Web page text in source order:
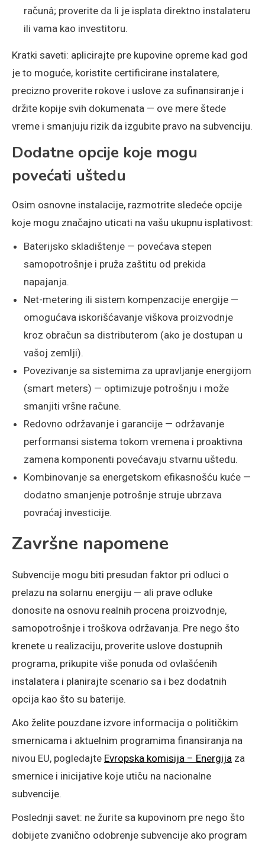
računâ; proverite da li je isplata direktno instalateru
ili vama kao investitoru.
Kratki saveti: aplicirajte pre kupovine opreme kad god
je to moguće, koristite certificirane instalatere,
precizno proverite rokove i uslove za sufinansiranje i
držite kopije svih dokumenata — ove mere štede
vreme i smanjuju rizik da izgubite pravo na subvenciju.
Dodatne opcije koje mogu
povećati uštedu
Osim osnovne instalacije, razmotrite sledeće opcije
koje mogu značajno uticati na vašu ukupnu isplativost:
Baterijsko skladištenje — povećava stepen
samopotrošnje i pruža zaštitu od prekida
napajanja.
Net-metering ili sistem kompenzacije energije —
omogućava iskorišćavanje viškova proizvodnje
kroz obračun sa distributerom (ako je dostupan u
vašoj zemlji).
Povezivanje sa sistemima za upravljanje energijom
(smart meters) — optimizuje potrošnju i može
smanjiti vršne račune.
Redovno održavanje i garancije — održavanje
performansi sistema tokom vremena i proaktivna
zamena komponenti povećavaju stvarnu uštedu.
Kombinovanje sa energetskom efikasnošću kuće —
dodatno smanjenje potrošnje struje ubrzava
povraćaj investicije.
Završne napomene
Subvencije mogu biti presudan faktor pri odluci o
prelazu na solarnu energiju — ali prave odluke
donosite na osnovu realnih procena proizvodnje,
samopotrošnje i troškova održavanja. Pre nego što
krenete u realizaciju, proverite uslove dostupnih
programa, prikupite više ponuda od ovlašćenih
instalatera i planirajte scenario sa i bez dodatnih
opcija kao što su baterije.
Ako želite pouzdane izvore informacija o političkim
smernicama i aktuelnim programima finansiranja na
nivou EU, pogledajte Evropska komisija – Energija za
smernice i inicijative koje utiču na nacionalne
subvencije.
Poslednji savet: ne žurite sa kupovinom pre nego što
dobijete zvanično odobrenje subvencije ako program